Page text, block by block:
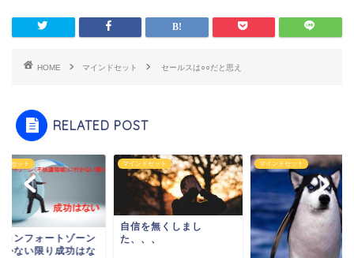
HOME マインドセット セールスは○○だと思え
RELATED POST
ドセット
コンフォートゾーン
かない限り成功はな
マインドセット
自信を無くしまし
た、、、
マインドセット